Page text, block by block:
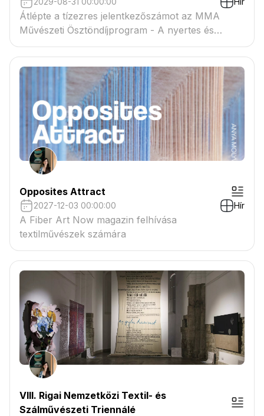
Átlépte a tízezres jelentkezőszámot az MMA
Művészeti Ösztöndíjprogram - A nyertes és
tartaléklistás pályázók névsora megtekinthető a
csatolmányban
Opposites Attract
2027-12-03 00:00:00 Hír
A Fiber Art Now magazin felhívása
textilművészek számára
VIII. Rigai Nemzetközi Textil- és
Szálművészeti Triennálé